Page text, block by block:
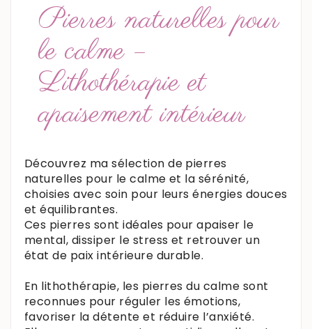
Pierres naturelles pour
le calme –
Lithothérapie et
apaisement intérieur
Découvrez ma sélection de pierres
naturelles pour le calme et la sérénité,
choisies avec soin pour leurs énergies douces
et équilibrantes.
Ces pierres sont idéales pour apaiser le
mental, dissiper le stress et retrouver un
état de paix intérieure durable.
En lithothérapie, les pierres du calme sont
reconnues pour réguler les émotions,
favoriser la détente et réduire l’anxiété.